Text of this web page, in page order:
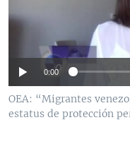
ENTRETENIMIENTO Y
TECNOLOGÍA
DEPORTES
CIENCIA Y SALUD
FOTOGRAFÍA
AUDIOS
PROGRAMAS TV
EL MUNDO AL DÍA
FORO
VISIÓN 360
AVANCE
AUDIONOTICIAS
DIRECT
DOCUMENTALES DE LA
0:00
OEA: “Migrantes
estatus de protección